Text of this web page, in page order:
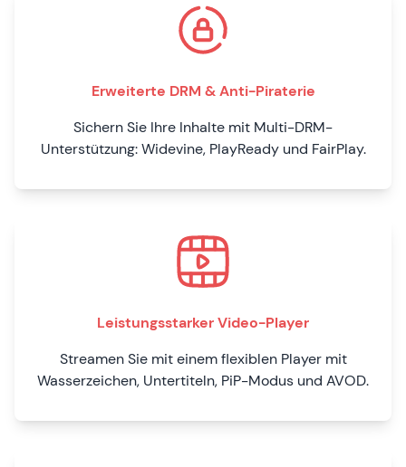
Erweiterte DRM & Anti-Piraterie
Sichern Sie Ihre Inhalte mit Multi-DRM-
Unterstützung: Widevine, PlayReady und FairPlay.
Leistungsstarker Video-Player
Streamen Sie mit einem flexiblen Player mit
Wasserzeichen, Untertiteln, PiP-Modus und AVOD.